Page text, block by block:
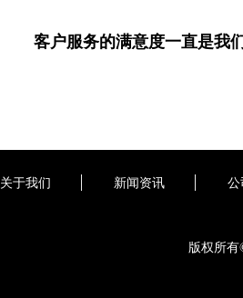
客户服务的满意度一直是我
关于我们 新闻资讯 公
版权所